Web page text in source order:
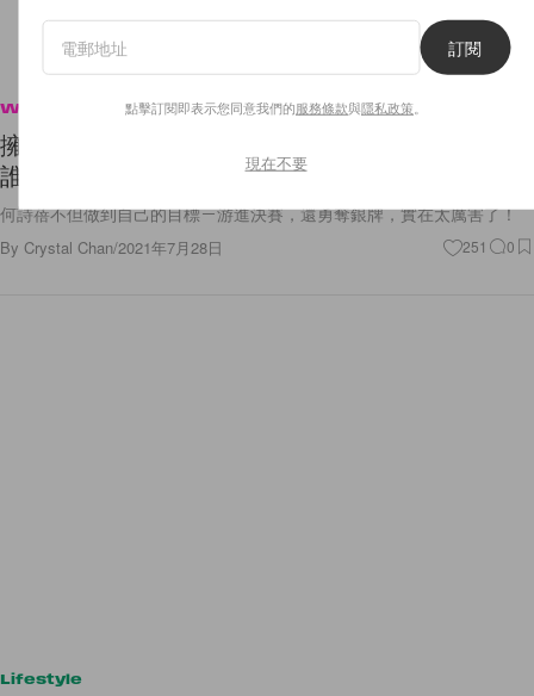
Wellness
擁有混血兒的外表，但生長於香港的何詩蓓比我們
誰都更熱愛香港！
何詩蓓不但做到自己的目標－游進決賽，還勇奪銀牌，實在太厲害了！
By Crystal Chan/2021年7月28日 251 0
Lifestyle
訂閱
點擊訂閱即表示您同意我們的服務條款與隱私政策
現在不要